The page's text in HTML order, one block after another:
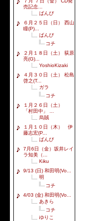
売記念...
ばんび
６月２５日（日） 西山
瞳(P)...
ばんび
コチ
２月１８日（土） 荻原
亮(G)...
YoshioKizaki
４月３０日（土） 松島
啓之(T...
ガラ
コチ
１月２６日（土）
「村田中」 ...
烏賊
１月１０日（木） 伊
藤志宏(P...
ばんび
7月6日（金）坂井レイ
ラ知美（...
Kiku
9/13 (日) 和田明(Vo...
明
コチ
4/03 (金) 和田明(Vo...
あきら
コチ
ゆりこ